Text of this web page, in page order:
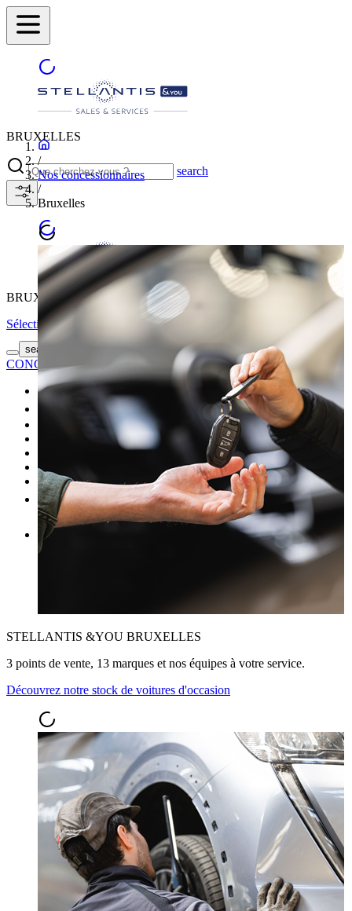
BRUXELLES
search
BRUXELLES
Sélectionnez une autre ville
search button - icon
TROUVEZ VOTRE
CONCESSIONNAIRE
Neuf
Occasion
Nos promotions
Achat de pièces
Vendre une voiture
Plus
/
Nos concessionnaires
/
Bruxelles
STELLANTIS &YOU BRUXELLES
3 points de vente, 13 marques et nos équipes à votre service.
Découvrez notre stock de voitures d'occasion